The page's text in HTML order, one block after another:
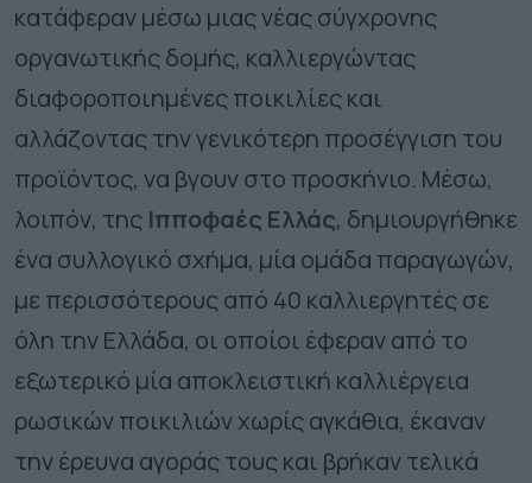
κατάφεραν μέσω μιας νέας σύγχρονης
οργανωτικής δομής, καλλιεργώντας
διαφοροποιημένες ποικιλίες και
αλλάζοντας την γενικότερη προσέγγιση του
προϊόντος, να βγουν στο προσκήνιο. Μέσω,
λοιπόν, της Ιπποφαές Ελλάς, δημιουργήθηκε
ένα συλλογικό σχήμα, μία ομάδα παραγωγών,
με περισσότερους από 40 καλλιεργητές σε
όλη την Ελλάδα, οι οποίοι έφεραν από το
εξωτερικό μία αποκλειστική καλλιέργεια
ρωσικών ποικιλιών χωρίς αγκάθια, έκαναν
την έρευνα αγοράς τους και βρήκαν τελικά